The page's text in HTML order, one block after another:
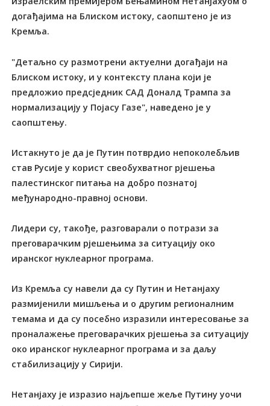
догађајима на Блиском истоку, саопштено је из
Кремља.
"Детаљно су размотрени актуелни догађаји на
Блиском истоку, и у контексту плана који је
предложио предсједник САД Доналд Трампа за
нормализацију у Појасу Газе", наведено је у
саопштењу.
Истакнуто је да је Путин потврдио непоколебљив
став Русије у корист свеобухватног рјешења
палестинског питања на добро познатој
међународно-правној основи.
Лидери су, такође, разговарали о потрази за
преговарачким рјешењима за ситуацију око
иранског нуклеарног програма.
Из Кремља су навели да су Путин и Нетанјаху
размијенили мишљења и о другим регионалним
темама и да су посебно изразили интересовање за
проналажење преговарачких рјешења за ситуацију
око иранског нуклеарног програма и за даљу
стабилизацију у Сирији.
Нетанјаху је изразио најљепше жеље Путину уочи